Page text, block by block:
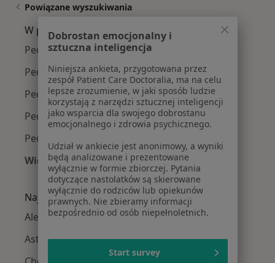
Powiązane wyszukiwania
W pobliżu Brzeska
Pediatrzy w Krakowie
Pediatrzy w Tarnowie
Pediatrzy w Nowym Sączu
Pediatrzy w Bochni
Pediatrzy w Niepołomicach
Więcej (14)
Więcej w kategorii: W pobliżu Brzeska
Najczęście leczone choroby
Alergia w Brzesku
Astma oskrzelowa w Brzesku
Dobrostan emocjonalny i
sztuczna inteligencja
Niniejsza ankieta, przygotowana przez
zespół Patient Care Doctoralia, ma na celu
lepsze zrozumienie, w jaki sposób ludzie
korzystają z narzędzi sztucznej inteligencji
jako wsparcia dla swojego dobrostanu
emocjonalnego i zdrowia psychicznego.
Udział w ankiecie jest anonimowy, a wyniki
będą analizowane i prezentowane
wyłącznie w formie zbiorczej. Pytania
dotyczące nastolatków są skierowane
wyłącznie do rodziców lub opiekunów
prawnych. Nie zbieramy informacji
bezpośrednio od osób niepełnoletnich.
Start survey